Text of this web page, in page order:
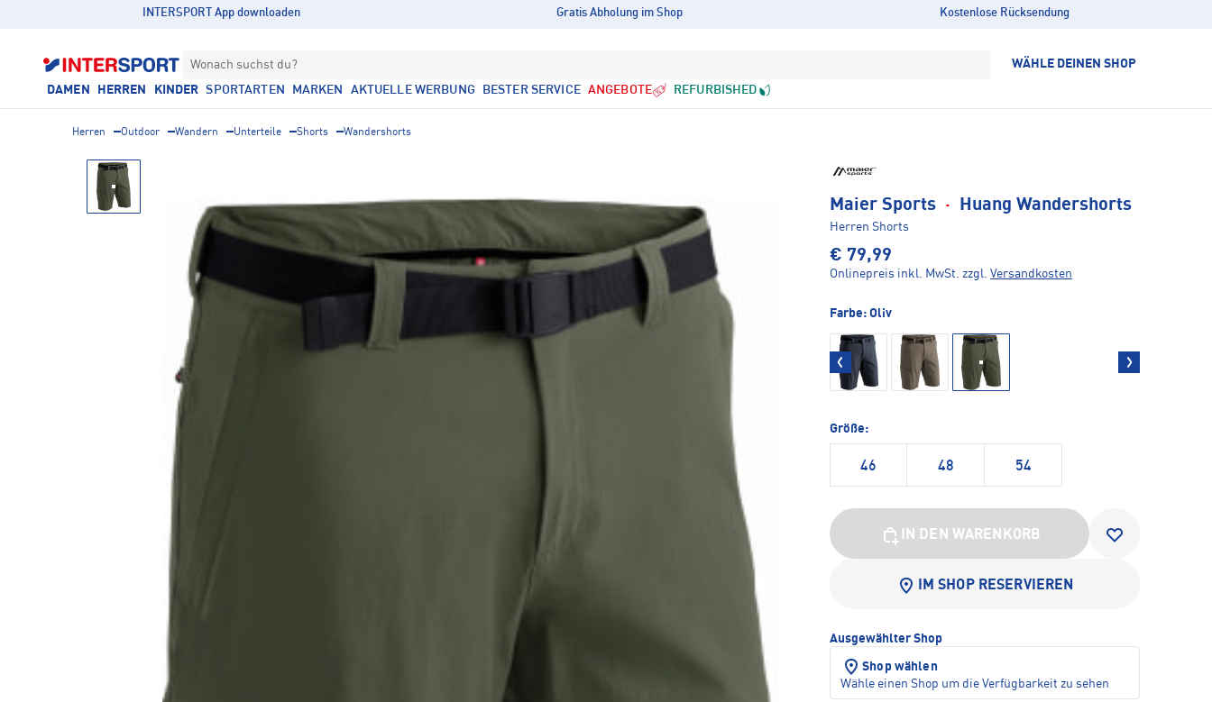
INTERSPORT App downloaden Gratis Abholung im Shop Kostenlose Rücksendung
Wonach suchst du? WÄHLE DEINEN SHOP
DAMEN HERREN KINDER SPORTARTEN MARKEN AKTUELLE WERBUNG BESTER SERVICE ANGEBOTE REFURBISHED
Herren Outdoor Wandern Unterteile Shorts Wandershorts
Maier Sports · Huang Wandershorts
Herren Shorts
€ 79,99
Onlinepreis inkl. MwSt. zzgl. Versandkosten
Farbe: Oliv
Größe:
46 48 54
IN DEN WARENKORB
IM SHOP RESERVIEREN
Ausgewählter Shop
Shop wählen
Wähle einen Shop um die Verfügbarkeit zu sehen